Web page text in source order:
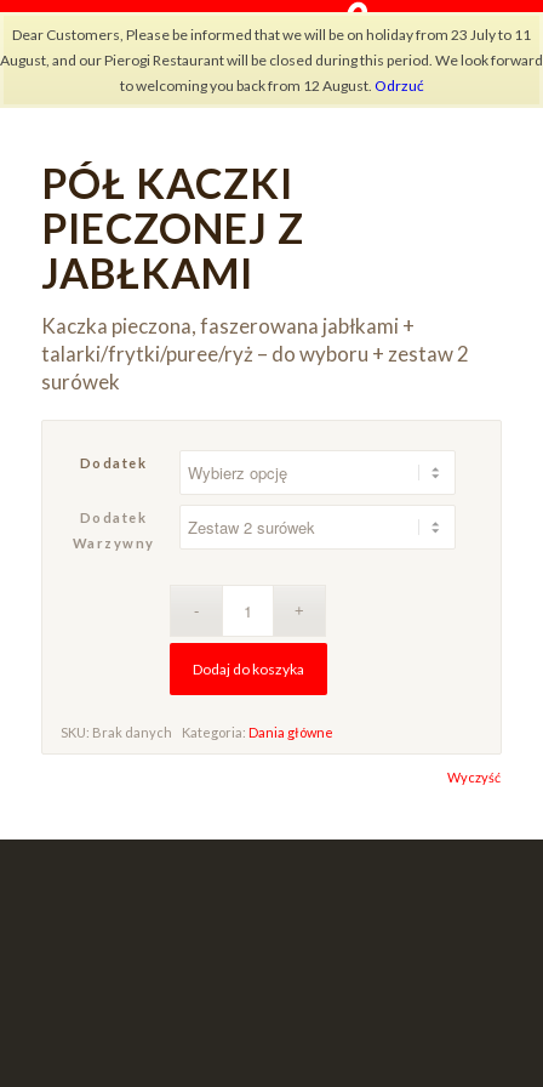
Dear Customers, Please be informed that we will be on holiday from 23 July to 11
August, and our Pierogi Restaurant will be closed during this period. We look forward
to welcoming you back from 12 August. Odrzuć
PÓŁ KACZKI
PIECZONEJ Z
JABŁKAMI
Kaczka pieczona, faszerowana jabłkami +
talarki/frytki/puree/ryż – do wyboru + zestaw 2
surówek
Dodatek
Dodatek
Warzywny
Wyczyść
Dodaj do koszyka
SKU: Brak danych Kategoria: Dania główne